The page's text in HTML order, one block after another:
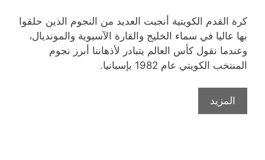
كرة القدم الكويتية أنجبت العديد من النجوم الذين حلقوا
بها عاليا في سماء الخليج والقارة الآسيوية والمونديال،
وعندما نقول كأس العالم يتبادر لأذهاننا أبرز نجوم
المنتخب الكويتي عام 1982 بإسبانيا.
المزيد
الكرة